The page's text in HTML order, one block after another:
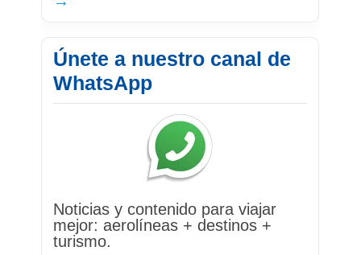
Únete a nuestro canal de
WhatsApp
Noticias y contenido para viajar
mejor: aerolíneas + destinos +
turismo.